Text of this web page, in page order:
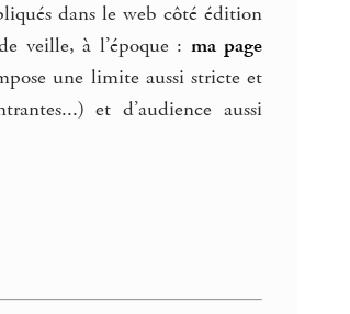
dans le web côté édition
veille, à l’époque : ma page
une limite aussi stricte et
et d’audience aussi